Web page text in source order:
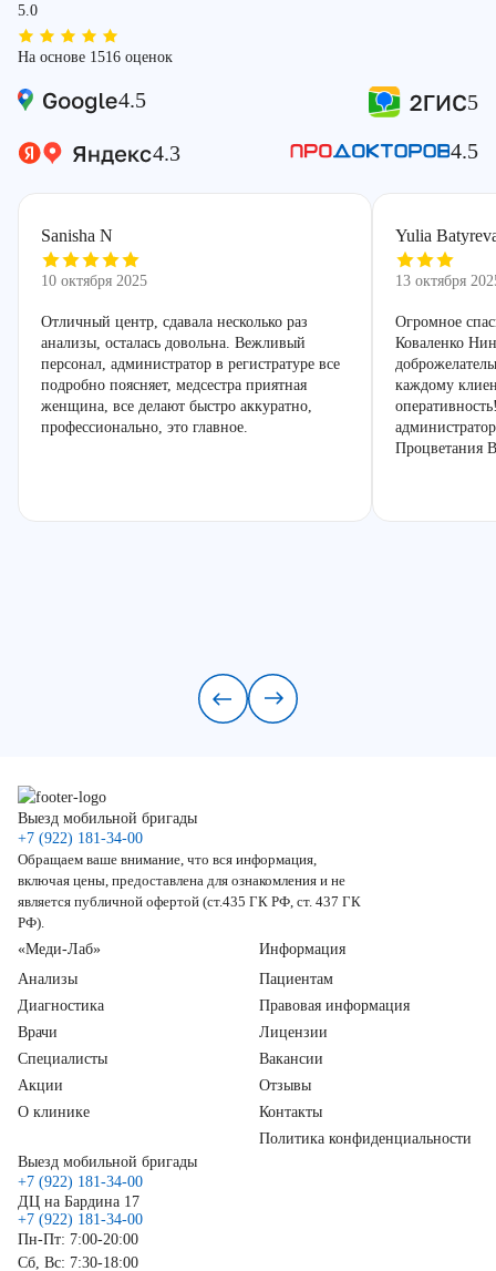
5.0
На основе 1516 оценок
4.5 5
4.3 4.5
Sanisha N
10 октября 2025
Отличный центр, сдавала несколько раз
анализы, осталась довольна. Вежливый
персонал, администратор в регистратуре все
подробно поясняет, медсестра приятная
женщина, все делают быстро аккуратно,
профессионально, это главное.
Yulia
13 октября
Огромное
Коваленко
каждому
Выезд мобильной бригады
+7 (922) 181-34-00
Обращаем ваше внимание, что вся информация,
включая цены, предоставлена для ознакомления и не
является публичной офертой (ст.435 ГК РФ, ст. 437 ГК
РФ).
«Меди-Лаб»
Анализы
Диагностика
Врачи
Специалисты
Акции
О клинике
Информация
Пациентам
Правовая информация
Лицензии
Вакансии
Отзывы
Контакты
Политика конфиденциальности
Выезд мобильной бригады
+7 (922) 181-34-00
ДЦ на Бардина 17
+7 (922) 181-34-00
Пн-Пт: 7:00-20:00
Сб, Вс: 7:30-18:00